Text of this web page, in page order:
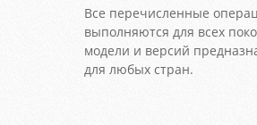
Все перечисленные
выполняются для всех
модели и версий
для любых стран.